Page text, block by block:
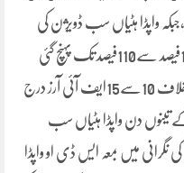
واپڈا ہٹیاں سب ڈویژن کی
جانب سے پبلک میں ریکوری کی شرح 107فیصد سے110فیصد تک پہنچ گئی
ہے اور ہر ماہ بجلی چوری کرنے والوں کے خلاف 10سے15ایف آئی آرز درج
کے تینوں دن واپڈا ہٹیاں سب
نگرانی میں بمعہ ایس ڈی او واپڈا